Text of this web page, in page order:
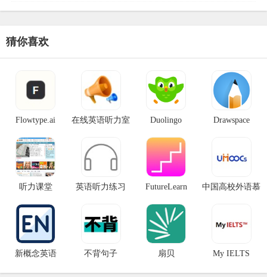
猜你喜欢
Flowtype.ai 在线英语听力室 Duolingo Drawspace
听力课堂 英语听力练习 FutureLearn
中国高校外语慕
新概念英语 不背句子 扇贝 My IELTS